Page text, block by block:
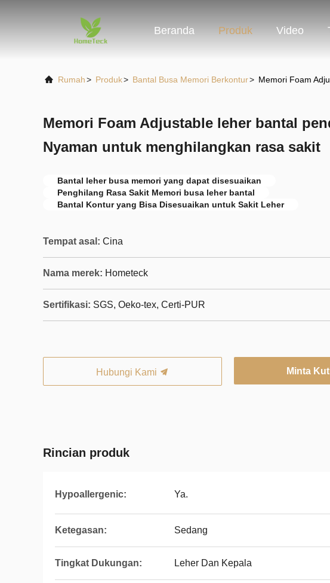
Beranda Produk Video
Rumah> Produk> Bantal Busa Memori Berkontur> Memori Foam
Memori Foam Adjustable leher bantal
Nyaman untuk menghilangkan rasa sakit
Bantal leher busa memori yang dapat disesuaikan
Penghilang Rasa Sakit Memori busa leher bantal
Bantal Kontur yang Bisa Disesuaikan untuk Sakit Leher
Tempat asal: Cina
Nama merek: Hometeck
Sertifikasi: SGS, Oeko-tex, Certi-PUR
Hubungi Kami Minta
Rincian produk
Hypoallergenic: Ya.
Ketegasan: Sedang
Tingkat Dukungan: Leher Dan Kepala